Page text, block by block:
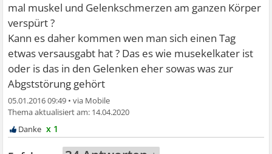
mal muskel und Gelenkschmerzen am ganzen Körper
verspürt ?
Kann es daher kommen wen man sich einen Tag
etwas versausgabt hat ? Das es wie musekelkater ist
oder is das in den Gelenken eher sowas was zur
Abgststörung gehört
05.01.2016 09:49 •
14.04.2020
x 1